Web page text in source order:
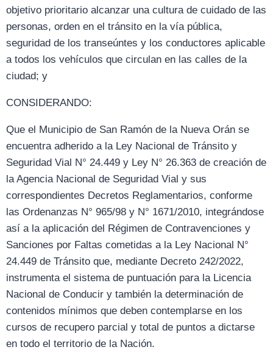
objetivo prioritario alcanzar una cultura de cuidado de las
personas, orden en el tránsito en la vía pública,
seguridad de los transeúntes y los conductores aplicable
a todos los vehículos que circulan en las calles de la
ciudad; y
CONSIDERANDO:
Que el Municipio de San Ramón de la Nueva Orán se
encuentra adherido a la Ley Nacional de Tránsito y
Seguridad Vial N° 24.449 y Ley N° 26.363 de creación de
la Agencia Nacional de Seguridad Vial y sus
correspondientes Decretos Reglamentarios, conforme
las Ordenanzas N° 965/98 y N° 1671/2010, integrándose
así a la aplicación del Régimen de Contravenciones y
Sanciones por Faltas cometidas a la Ley Nacional N°
24.449 de Tránsito que, mediante Decreto 242/2022,
instrumenta el sistema de puntuación para la Licencia
Nacional de Conducir y también la determinación de
contenidos mínimos que deben contemplarse en los
cursos de recupero parcial y total de puntos a dictarse
en todo el territorio de la Nación.